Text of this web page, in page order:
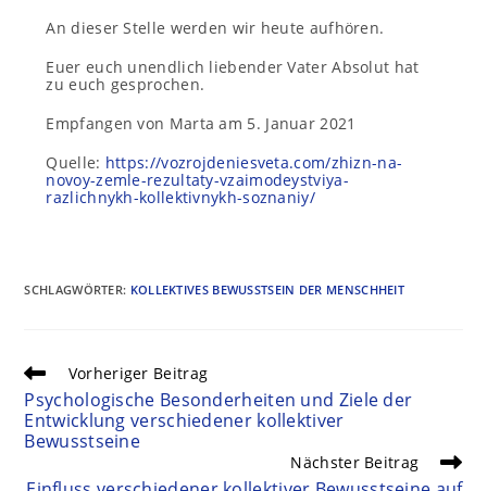
An dieser Stelle werden wir heute aufhören.
Euer euch unendlich liebender Vater Absolut hat
zu euch gesprochen.
Empfangen von Marta am 5. Januar 2021
Quelle: https://vozrojdeniesveta.com/zhizn-na-
novoy-zemle-rezultaty-vzaimodeystviya-
razlichnykh-kollektivnykh-soznaniy/
SCHLAGWÖRTER: KOLLEKTIVES BEWUSSTSEIN DER MENSCHHEIT
Vorheriger Beitrag
Psychologische Besonderheiten und Ziele der
Entwicklung verschiedener kollektiver
Bewusstseine
Nächster Beitrag